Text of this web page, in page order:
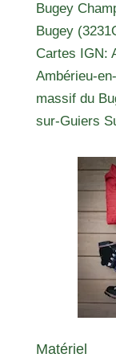
Bugey
Bugey
Cartes IGN:
Ambérieu-
massif du
sur-Guiers
Matériel